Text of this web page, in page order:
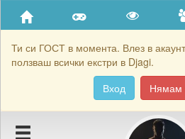
Ти си ГОСТ в момента. Влез в
ползваш всички екстри в Djagi.
Вход
Нямам
Приятели
Хронология на игри
Подаръците на MiTa4e93